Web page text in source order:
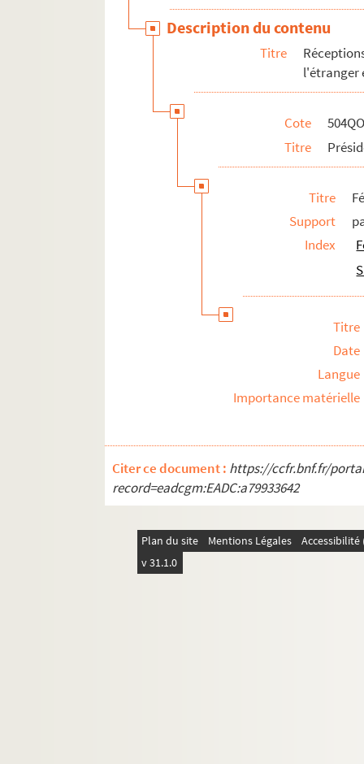
Description du contenu
Titre
l'étranger
Cote
Titre
Titre
Support
Index
Titre
Date
Langue
Importance matérielle
Citer ce document : https://ccfr.bnf.fr/
record=eadcgm:EADC:a79933642
Plan du site Mentions Légales
v 31.1.0